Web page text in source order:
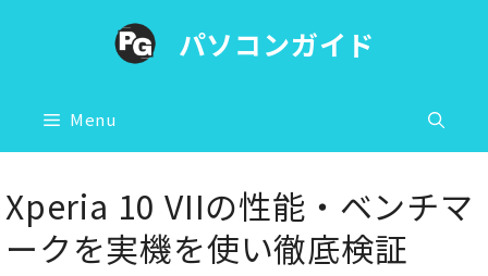
ツ
へ
ス
キ
パソコンガイド
Menu
Xperia 10 VIIの性能・ベンチマ
ークを実機を使い徹底検証